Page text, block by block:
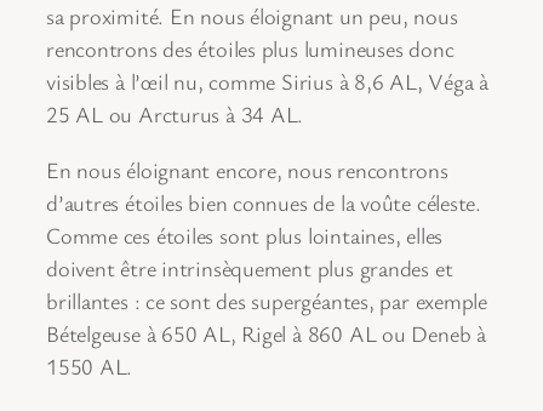
sa proximité. En nous éloignant un peu, nous
rencontrons des étoiles plus lumineuses donc
visibles à l’œil nu, comme Sirius à 8,6 AL, Véga à
25 AL ou Arcturus à 34 AL.
En nous éloignant encore, nous rencontrons
d’autres étoiles bien connues de la voûte céleste.
Comme ces étoiles sont plus lointaines, elles
doivent être intrinsèquement plus grandes et
brillantes : ce sont des supergéantes, par exemple
Bételgeuse à 650 AL, Rigel à 860 AL ou Deneb à
1550 AL.